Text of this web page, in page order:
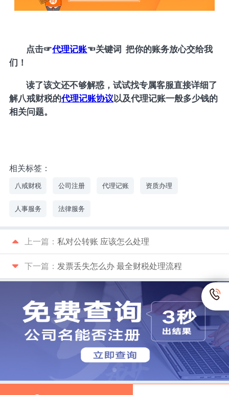
点击☞代理记账☜关键词 把你的账务放心交给我
们！
读了该文还不够解惑，试试找专属客服直接详细了
解八戒财税的代理记账协议 以及代理记账一般多少钱的
相关问题。
相关标签：
八戒财税 公司注册 代理记账 资质办理
人事服务 法律服务
上一篇： 私对公转账 应该怎么处理
下一篇： 发票丢失怎么办 最全财税处理流程